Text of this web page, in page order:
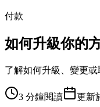
付款
如何升級你的
了解如何升級、變更或
3 分鐘閱讀 更新